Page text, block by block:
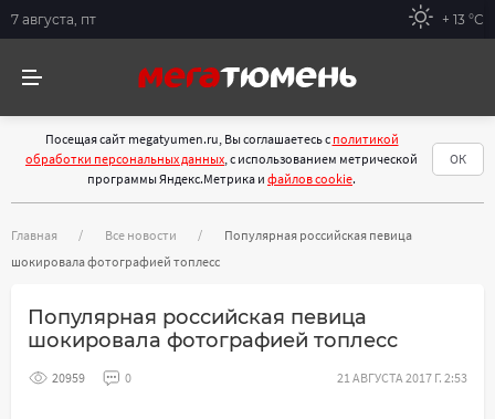
7 августа, пт + 13 °С
Посещая сайт megatyumen.ru, Вы соглашаетесь с политикой
обработки персональных данных, с использованием метрической
программы Яндекс.Метрика и файлов cookie.
ОК
Главная Все новости
Популярная российская певица
шокировала фотографией топлесс
Популярная российская певица
шокировала фотографией топлесс
20959 0 21 АВГУСТА 2017 Г. 2:53